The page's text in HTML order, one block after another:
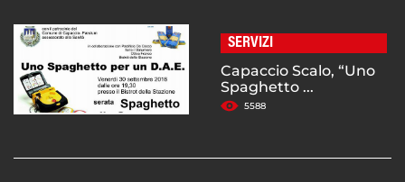
SERVIZI
Capaccio Scalo, “Uno
Spaghetto ...
5588